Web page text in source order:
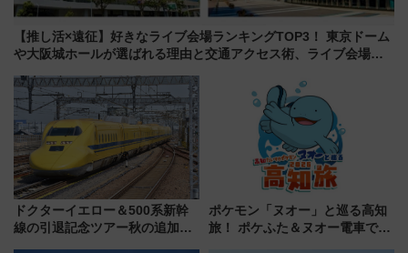
【推し活×遠征】好きなライブ会場ランキングTOP3！ 東京ドーム
や大阪城ホールが選ばれる理由と交通アクセス術、ライブ会場に
ドクターイエロー＆500系新幹
線の引退記念ツアー秋の追加企
ポケモン「ヌオー」と巡る高知
旅！ ポケふた＆ヌオー電車で楽